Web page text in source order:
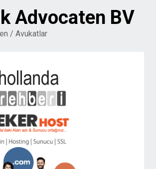
Advocaten BV
/ Avukatlar